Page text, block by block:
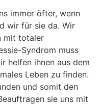
immer öfter, wenn
wir für sie da. Wir
mit totaler
Syndrom muss
helfen ihnen aus dem
Leben zu finden.
und somit den
sie uns mit